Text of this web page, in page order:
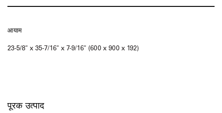
आयाम
23-5/8" x 35-7/16" x 7-9/16" (600 x 900 x 192)
पूरक उत्पाद